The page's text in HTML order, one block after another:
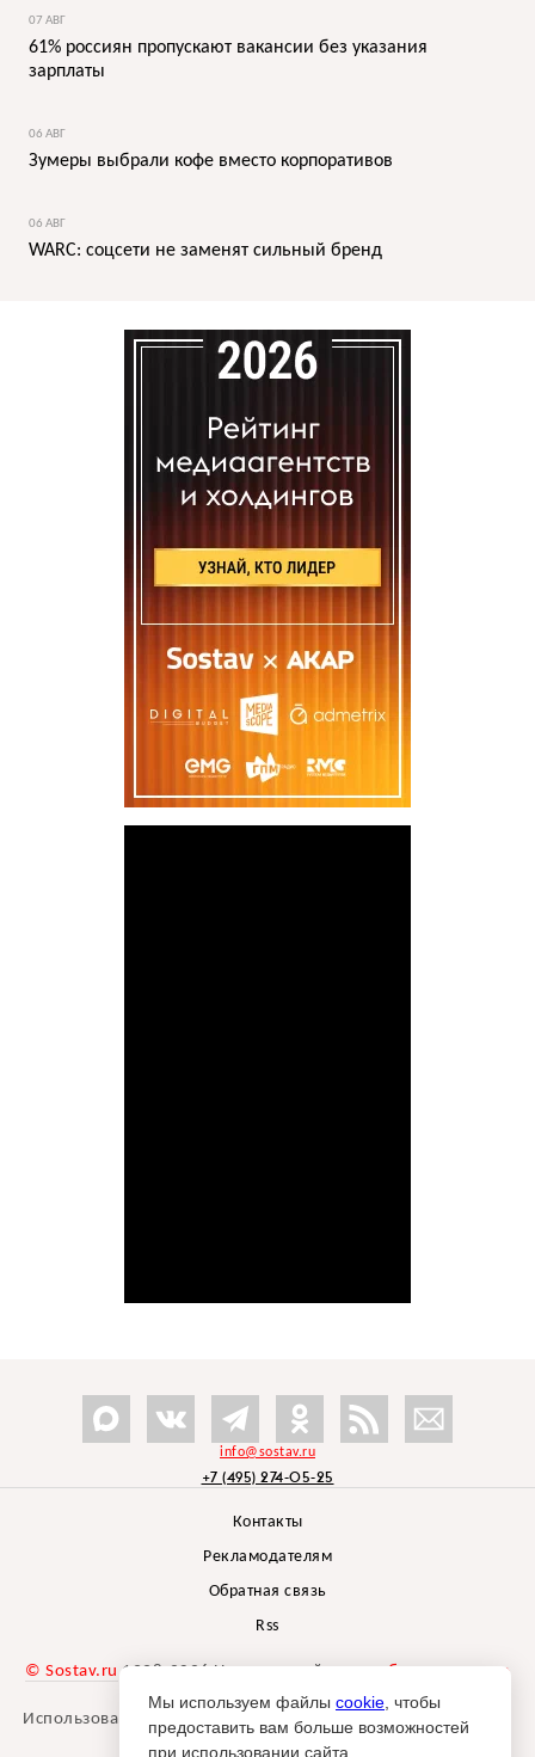
07 АВГ
61% россиян пропускают вакансии без указания
зарплаты
06 АВГ
Зумеры выбрали кофе вместо корпоративов
06 АВГ
WARC: соцсети не заменят сильный бренд
info@sostav.ru
+7 (495) 274-05-25
Контакты
Рекламодателям
Обратная связь
Rss
© Sostav.ru 1998-2026 Независимый проектбрендингового
агентства Depot
Использование материалов Sostav.ru допустимо только при
указании источника.
Мы используем файлы cookie , чтобы
предоставить вам больше возможностей
при использовании сайта.